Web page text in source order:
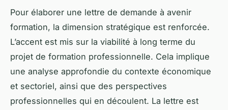
Pour élaborer une lettre de demande à avenir
formation, la dimension stratégique est renforcée.
L’accent est mis sur la viabilité à long terme du
projet de formation professionnelle. Cela implique
une analyse approfondie du contexte économique
et sectoriel, ainsi que des perspectives
professionnelles qui en découlent. La lettre est